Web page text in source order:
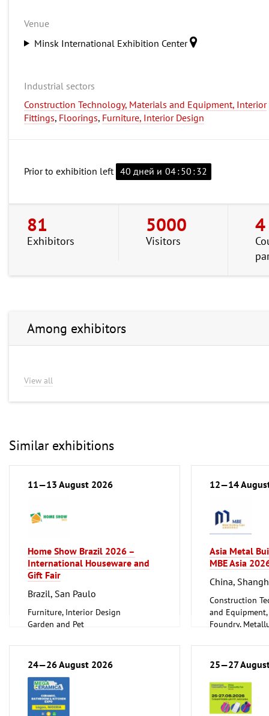
Venue
Minsk International Exhibition Center
Industrial sectors
Construction Technology, Materials and Equipment, Interior
Fittings, Floorings, Furniture, Interior Design
Prior to exhibition left 40 дней и 04: 50 :31
81
Exhibitors
5000
Visitors
4
Among exhibitors
View all
Similar exhibitions
11—13 August 2026
Home Show Brazil 2026 –
International Houseware and
Gift Fair
Brazil, San Paulo
Furniture, Interior Design
Garden and Pet
Ceramics, Glassware
12—14
Asia Metal
MBE Asia
China,
Construction
and
Foundry,
Metalworking,
24—26 August 2026 25—27